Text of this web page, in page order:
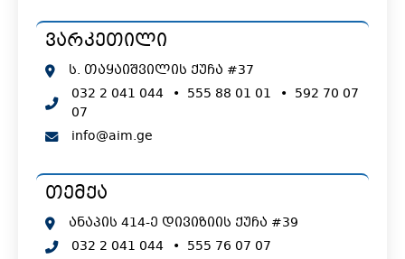
ვარკეთილი
ს. თაყაიშვილის ქუჩა #37
032 2 041 044 • 555 88 01 01 • 592 70 07
07
info@aim.ge
თემქა
ანაპის 414-ე დივიზიის ქუჩა #39
032 2 041 044 • 555 76 07 07